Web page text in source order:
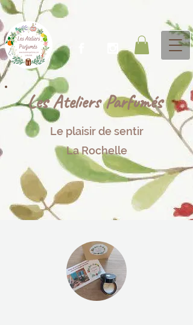
Le plaisir de sentir​​
La Rochelle
Les Ateliers P​arfumés